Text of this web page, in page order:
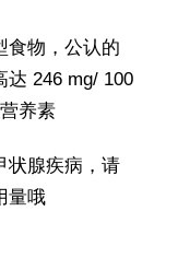
食物，公认的
达 246 mg/ 100
养素
状腺疾病，请
量哦